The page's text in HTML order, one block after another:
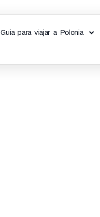
Guia para viajar a Polonia